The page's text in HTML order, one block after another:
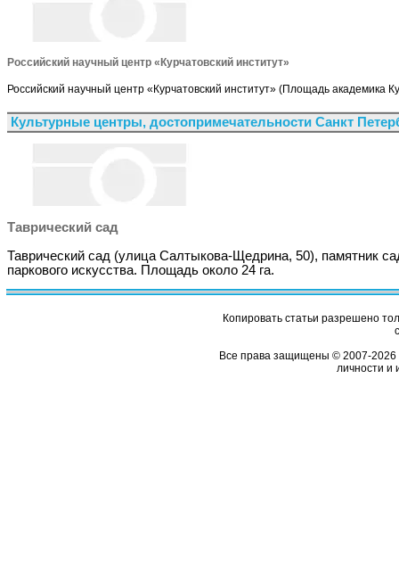
Российский научный центр «Курчатовский институт»
Российский научный центр «Курчатовский институт» (Площадь
Культурные центры, достопримечательности Санкт
Таврический сад
Таврический сад (улица Салтыкова-Щедрина, 50), памятник
паркового искусства. Площадь около 24 га.
Копировать статьи разрешено
Все права защищены © 2007-2026
личности и